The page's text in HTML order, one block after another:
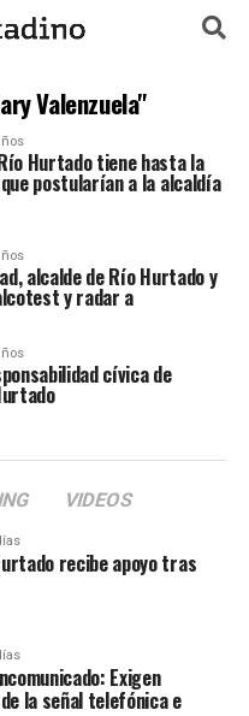
Valenzuela"
Hurtado tiene hasta la
postularían a la alcaldía
alcalde de Río Hurtado y
y radar a
cívica de
VIDEOS
recibe apoyo tras
Exigen
la señal telefónica e